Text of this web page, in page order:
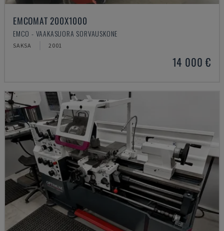
EMCOMAT 200X1000
EMCO - VAAKASUORA SORVAUSKONE
SAKSA 2001
14 000 €